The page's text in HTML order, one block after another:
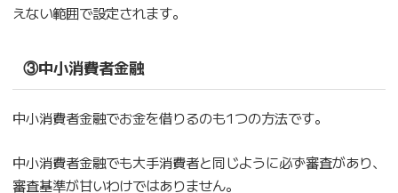
えない範囲で設定されます。
③中小消費者金融
中小消費者金融でお金を借りるのも1つの方法です。
中小消費者金融でも大手消費者と同じように必ず審査があり、
審査基準が甘いわけではありません。